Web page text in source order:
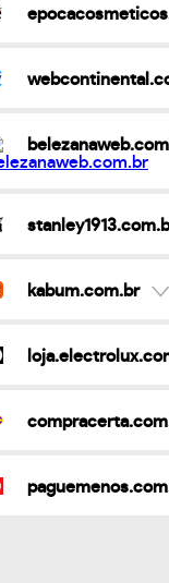
kabum.com.br